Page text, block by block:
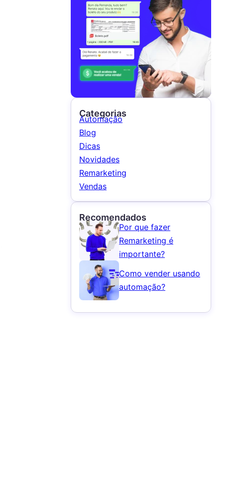
Categorias
Automação
Blog
Dicas
Novidades
Remarketing
Vendas
Recomendados
Por que fazer
Remarketing é
importante?
Como vender usando
automação?